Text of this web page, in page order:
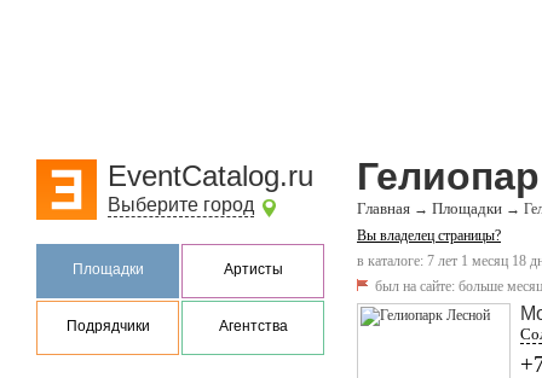
EventCatalog.ru
Выберите город
Площадки Артисты
Подрядчики Агентства
Главная → Площадки →
Вы владелец страницы?
в каталоге: 7 лет 1 месяц 18
был на сайте: больше